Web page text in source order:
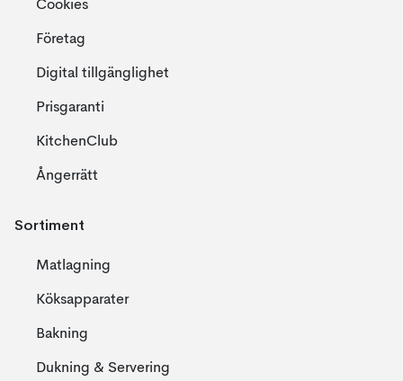
Cookies
Företag
Digital tillgänglighet
Prisgaranti
KitchenClub
Ångerrätt
Sortiment
Matlagning
Köksapparater
Bakning
Dukning & Servering